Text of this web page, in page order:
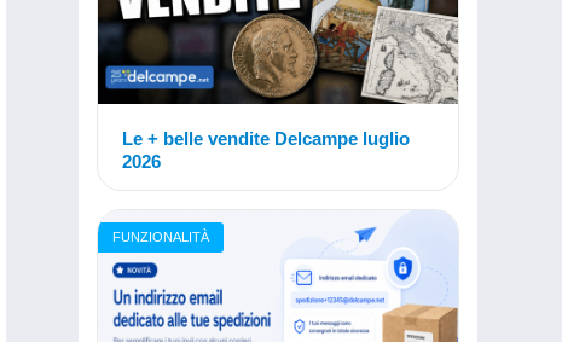
Le + belle vendite Delcampe luglio
2026
FUNZIONALITÀ